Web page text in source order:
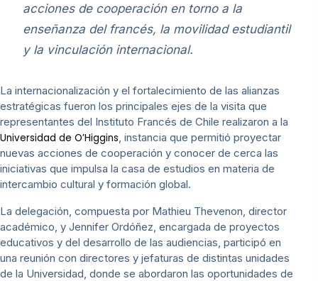
acciones de cooperación en torno a la
enseñanza del francés, la movilidad estudiantil
y la vinculación internacional.
La internacionalización y el fortalecimiento de las alianzas
estratégicas fueron los principales ejes de la visita que
representantes del Instituto Francés de Chile realizaron a la
Universidad de O’Higgins , instancia que permitió proyectar
nuevas acciones de cooperación y conocer de cerca las
iniciativas que impulsa la casa de estudios en materia de
intercambio cultural y formación global.
La delegación, compuesta por Mathieu Thevenon, director
académico, y Jennifer Ordóñez, encargada de proyectos
educativos y del desarrollo de las audiencias, participó en
una reunión con directores y jefaturas de distintas unidades
de la Universidad, donde se abordaron las oportunidades de